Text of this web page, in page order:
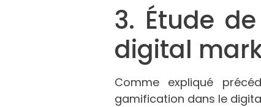
3. Étude
digital
Comme expliqué
gamification dans le